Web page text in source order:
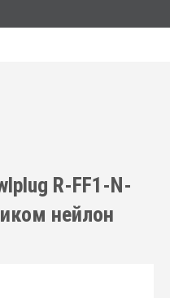
R-FF1-N-
нейлон